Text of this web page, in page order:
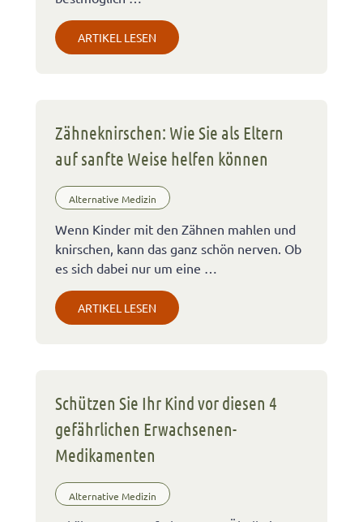
ARTIKEL LESEN
Zähneknirschen: Wie Sie als Eltern
auf sanfte Weise helfen können
Alternative Medizin
Wenn Kinder mit den Zähnen mahlen und
knirschen, kann das ganz schön nerven. Ob
es sich dabei nur um eine …
ARTIKEL LESEN
Schützen Sie Ihr Kind vor diesen 4
gefährlichen Erwachsenen-
Medikamenten
Alternative Medizin